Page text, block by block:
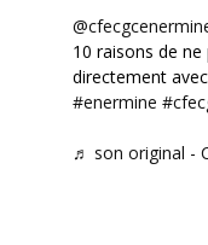
10 raisons de
directement
#enermine
♬ son original -